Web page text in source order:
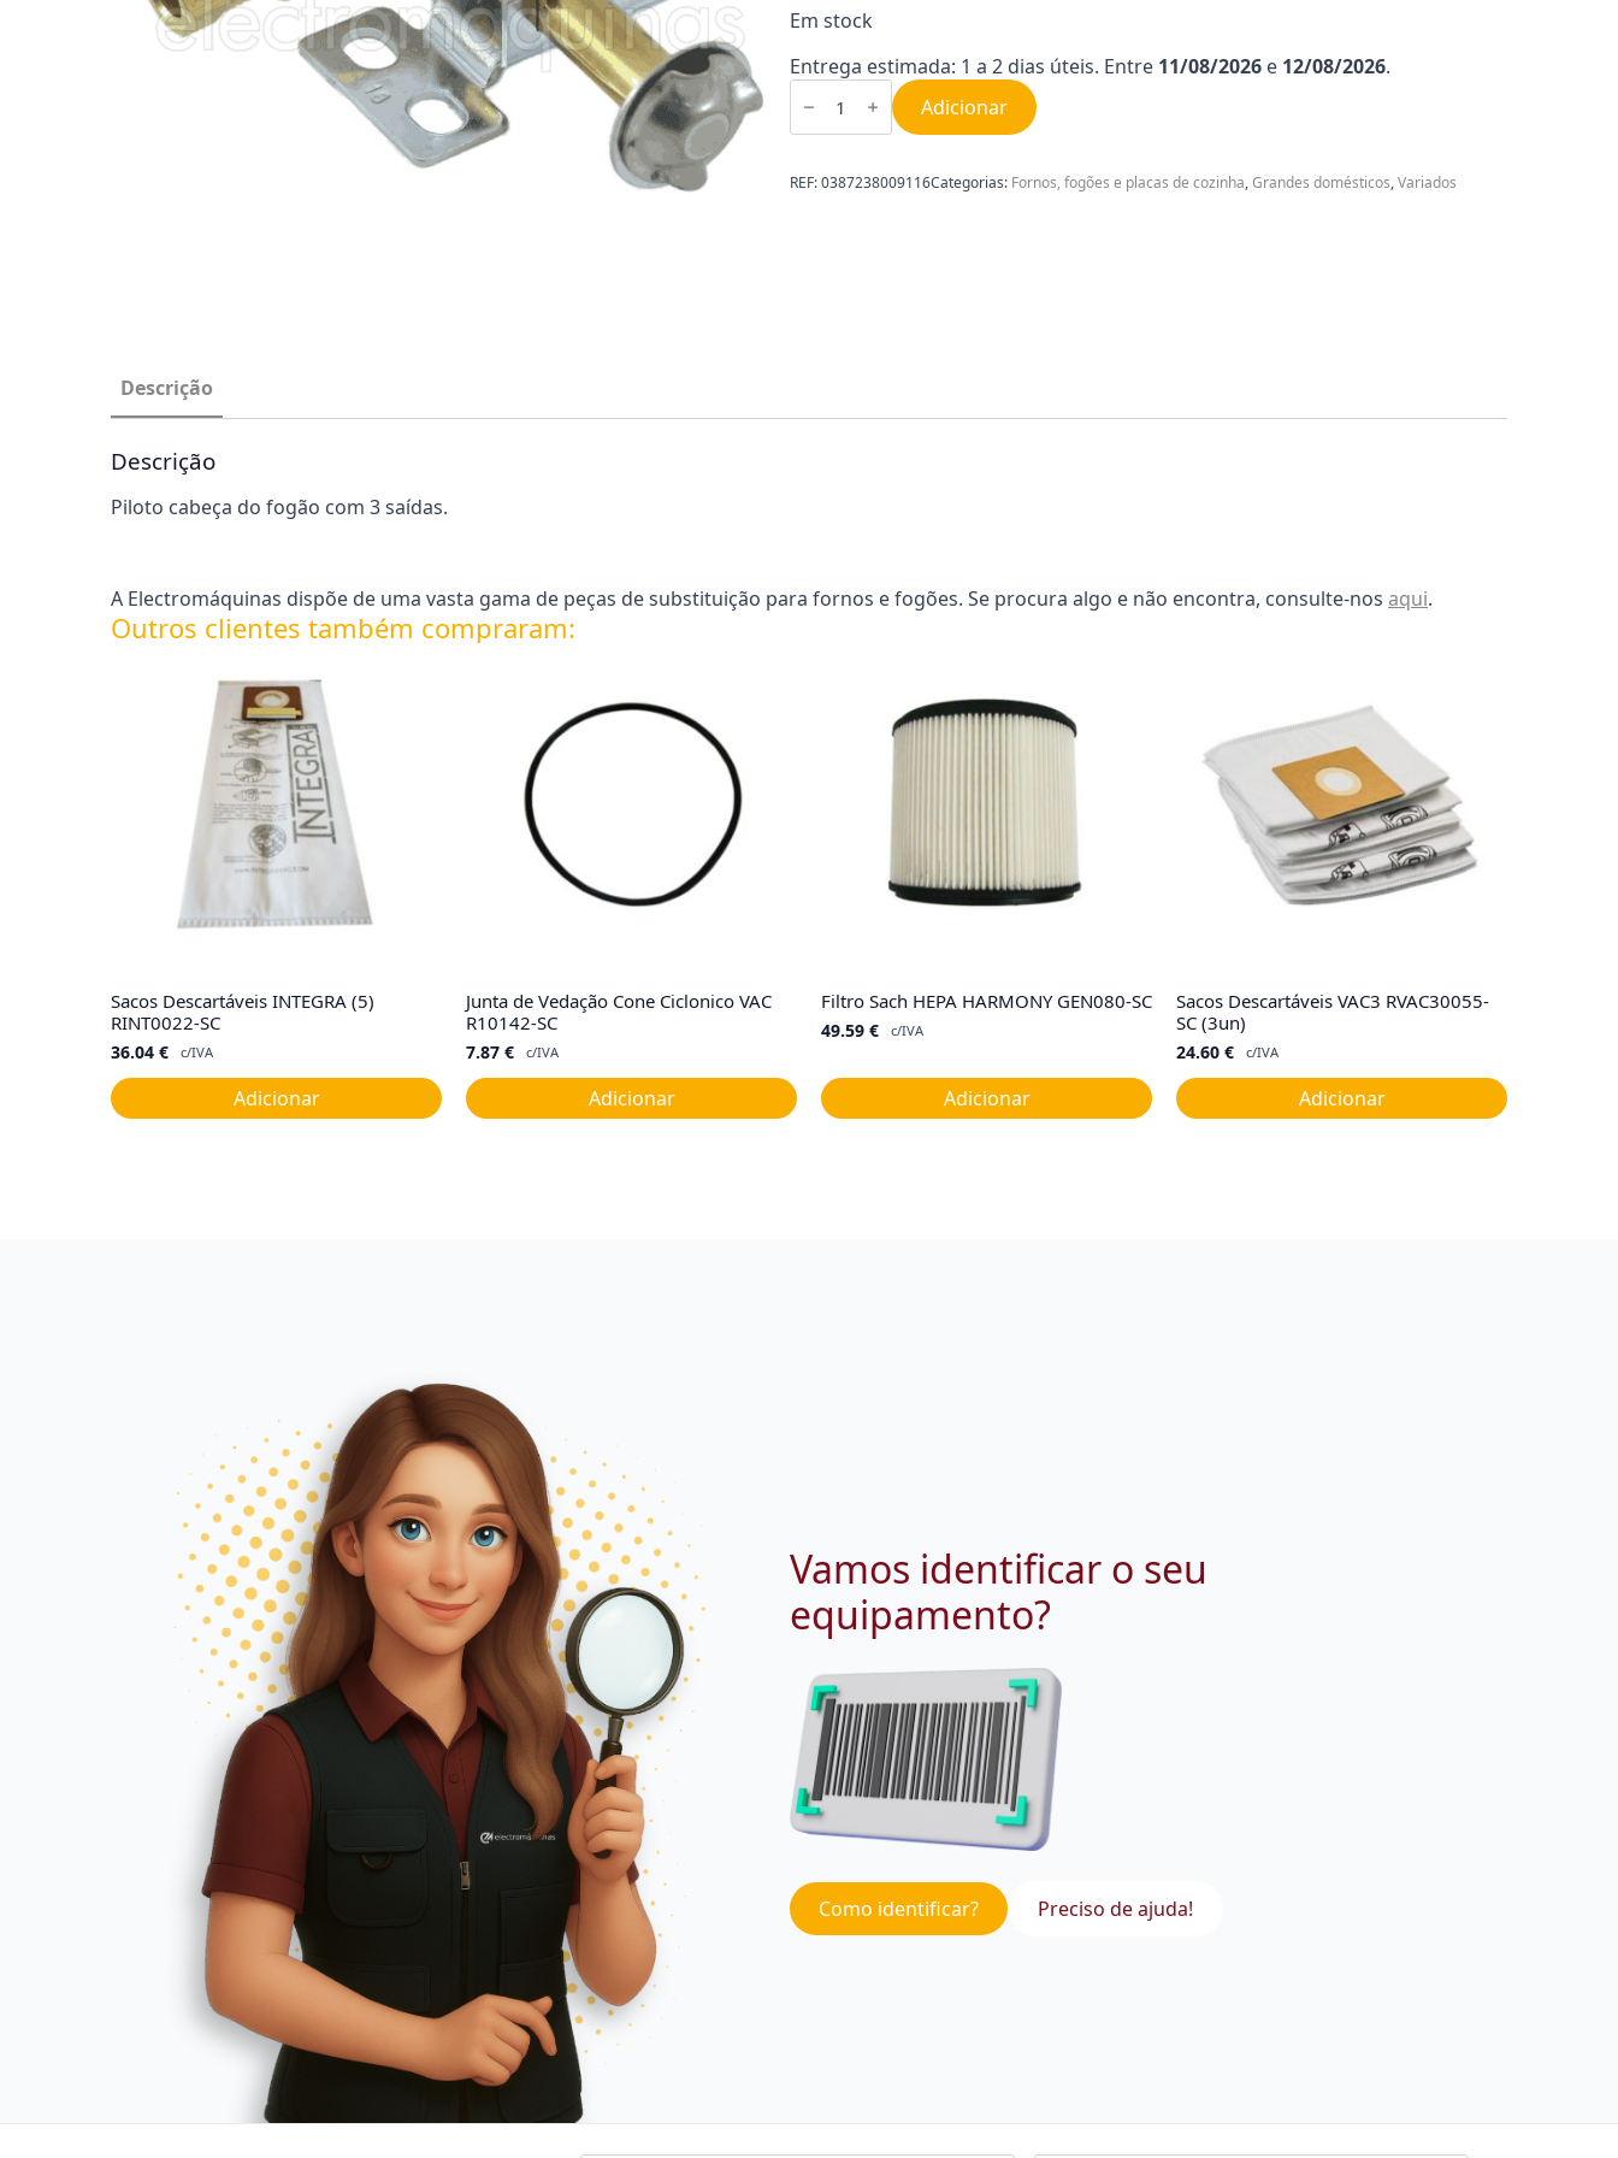
Em stock
Entrega estimada: 1 a 2 dias úteis. Entre 11/08/2026 e 12/08/2026.
Quantidade
de
cabeça
3
saidas
Adicionar
REF:0387238009116Categorias: Fornos, fogões e placas de cozinha,Grandes domésticos,Variados
Descrição
Descrição
Piloto cabeça do fogão com 3 saídas.
A Electromáquinas dispõe de uma vasta gama de peças de substituição para fornos e fogões. Se procura algo e não encontra, consulte-nos aqui.
Outros clientes também compraram:
Sacos Descartáveis INTEGRA (5)
RINT0022-SC
36.04 € c/IVA
Adicionar
Junta de Vedação Cone Ciclonico VAC
R10142-SC
7.87 € c/IVA
Adicionar
Filtro Sach HEPA HARMONY GEN080-SC
49.59 € c/IVA
Adicionar
Sacos Descartáveis VAC3 RVAC30055-
SC (3un)
24.60 € c/IVA
Adicionar
Vamos identificar o seu
equipamento?
Como identificar? Preciso de ajuda!